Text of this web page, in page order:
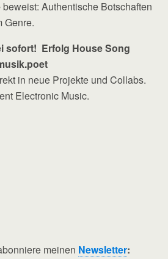
beweist: Authentische Botschaften
Genre.
sofort! Erfolg House Song
in neue Projekte und Collabs.
Electronic Music.
meinen Newsletter: